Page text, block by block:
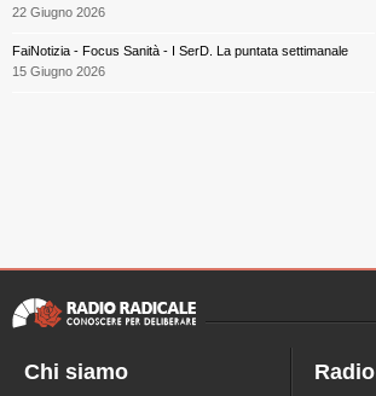
22 Giugno 2026
FaiNotizia - Focus Sanità - I SerD. La puntata settimanale
15 Giugno 2026
Chi siamo Radio